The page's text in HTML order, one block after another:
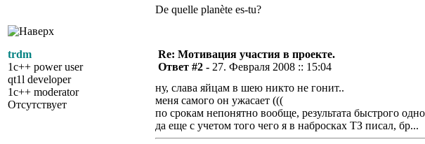
De quelle planète es-tu?
trdm
1c++ power user
qt1l developer
1c++ moderator
Отсутствует
Re: Мотивация участия в проекте.
Ответ #2 - 27. Февраля 2008 :: 15:04
ну, слава яйцам в шею никто не гонит..
меня самого он ужасает (((
по срокам непонятно вообще, результата быстрого
да еще с учетом того чего я в набросках ТЗ писал, бр...